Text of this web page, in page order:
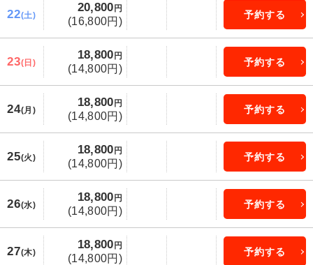
22(土)
20,800 円
(16,800円)
予約する
23(日)
18,800 円
(14,800円)
予約する
24(月)
18,800 円
(14,800円)
予約する
25(火)
18,800 円
(14,800円)
予約する
26(水)
18,800 円
(14,800円)
予約する
27(木)
18,800 円
(14,800円)
予約する